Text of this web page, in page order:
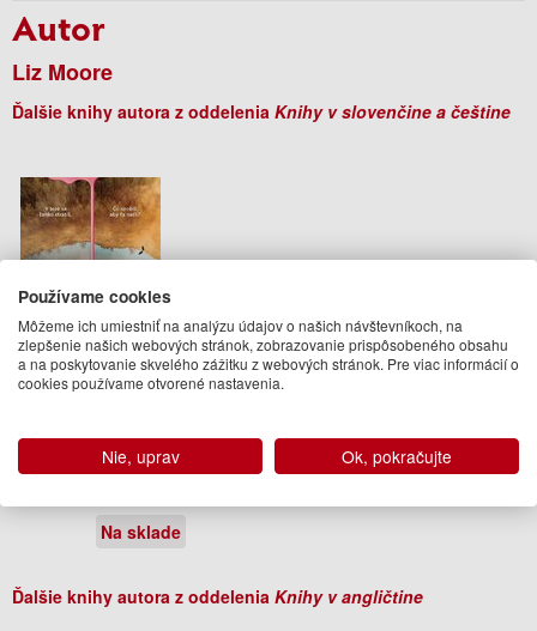
Autor
Liz Moore
Ďalšie knihy autora z oddelenia Knihy v slovenčine a češtine
Liz Moore
Na sklade
Ďalšie knihy autora z oddelenia Knihy v angličtine
Používame cookies
Môžeme ich umiestniť na analýzu údajov o našich návštevníkoch, na
zlepšenie našich webových stránok, zobrazovanie prispôsobeného obsahu
a na poskytovanie skvelého zážitku z webových stránok. Pre viac informácií o
cookies používame otvorené nastavenia.
Nie, uprav Ok, pokračujte